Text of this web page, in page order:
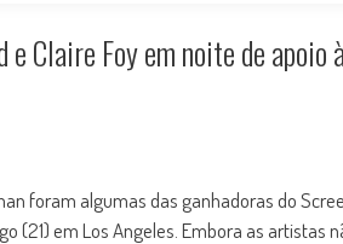
Claire Foy em noite de apoio
foram algumas das ganhadoras do
(21) em Los Angeles. Embora as artistas